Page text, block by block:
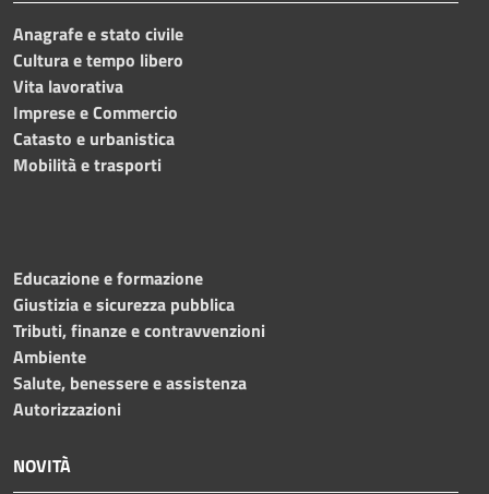
Anagrafe e stato civile
Cultura e tempo libero
Vita lavorativa
Imprese e Commercio
Catasto e urbanistica
Mobilità e trasporti
Educazione e formazione
Giustizia e sicurezza pubblica
Tributi, finanze e contravvenzioni
Ambiente
Salute, benessere e assistenza
Autorizzazioni
NOVITÀ